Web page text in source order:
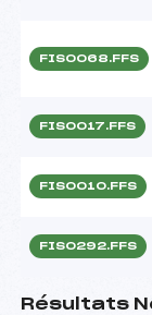
FIS0068.FFS
FIS0017.FFS
FIS0010.FFS
FIS0292.FFS
Résultats